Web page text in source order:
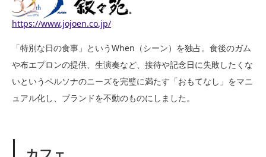
https://www.jojoen.co.jp/
「特別な日の食事」というWhen（シーン）を独占。食後のガム
や布エプロンの提供、生演奏など、接待や記念日に失敗したくな
いというペルソナのニーズを完璧に満たす「おもてなし」をマニ
ュアル化し、ブランドを不動のものにしました。
カフェ